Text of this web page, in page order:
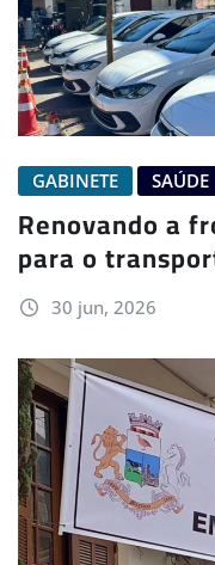
GABINETE SAÚDE
Renovando a
para o
30 jun, 2026